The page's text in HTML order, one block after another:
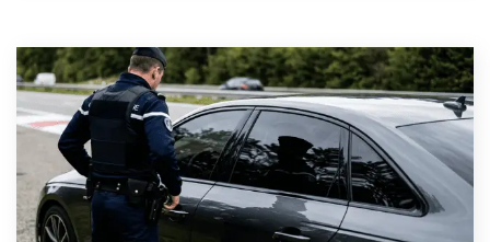
Dacia
Daewoo
Daihatsu
Dodge
Dongfeng